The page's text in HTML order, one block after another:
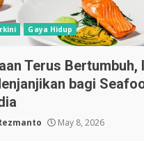
Gaya Hidup
Terus Bertumbuh,
bagi
May 8, 2026